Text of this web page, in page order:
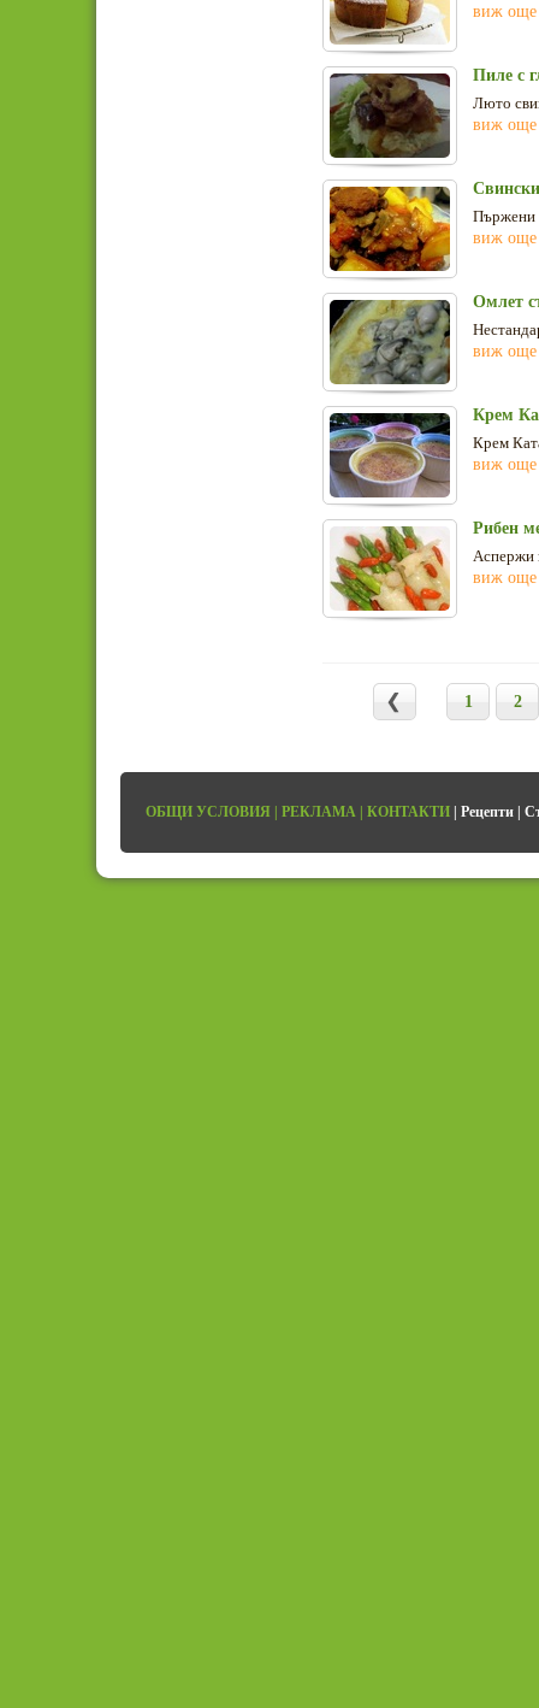
виж още
Пиле с
Люто
виж още
Пържени
виж още
Омлет
виж още
Крем
Крем
виж още
Рибен
Аспержи
виж още
1 2
ОБЩИ УСЛОВИЯ РЕКЛАМА КОНТАКТИ Рецепти